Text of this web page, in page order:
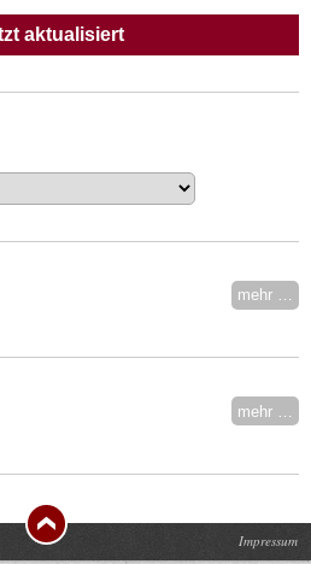
aktualisiert
mehr …
mehr …
Impressum